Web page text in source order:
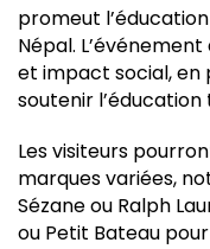
promeut
Népal.
et impact social,
soutenir
Les visiteurs
marques variées,
Sézane ou Ralph
ou Petit Bateau